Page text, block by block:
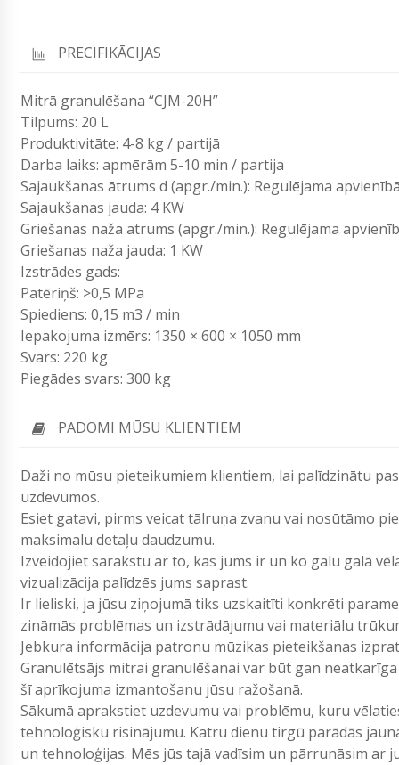
PRECIFIKĀCIJAS
Mitrā granulēšana “CJM-20H”
Tilpums: 20 L
Produktivitāte: 4-8 kg / partijā
Darba laiks: apmērām 5-10 min / partija
Sajaukšanas ātrums d (apgr./min.): Regulējama
Sajaukšanas jauda: 4 KW
Griešanas naža atrums (apgr./min.): Regulējama
Griešanas naža jauda: 1 KW
Izstrādes gads:
Patēriņš: >0,5 MPa
Spiediens: 0,15 m3 / min
Iepakojuma izmērs: 1350 × 600 × 1050 mm
Svars: 220 kg
Piegādes svars: 300 kg
PADOMI MŪSU KLIENTIEM
Daži no mūsu pieteikumiem klientiem, lai palīdzinātu
uzdevumos.
Esiet gatavi, pirms veicat tālruņa zvanu vai nosūtāmo
maksimalu detaļu daudzumu.
Izveidojiet sarakstu ar to, kas jums ir un ko galu galā
vizualizācija palīdzēs jums saprast.
Ir lieliski, ja jūsu ziņojumā tiks uzskaitīti konkrēti
zināmās problēmas un izstrādājumu vai materiālu
Jebkura informācija patronu mūzikas pieteikšanas
Granulētsājs mitrai granulēšanai var būt gan
šī aprīkojuma izmantošanu jūsu ražošanā.
Sākumā aprakstiet uzdevumu vai problēmu, kuru
tehnoloģisku risinājumu. Katru dienu tirgū parādās
un tehnoloģijas. Mēs jūs tajā vadīsim un pārrunāsim ar